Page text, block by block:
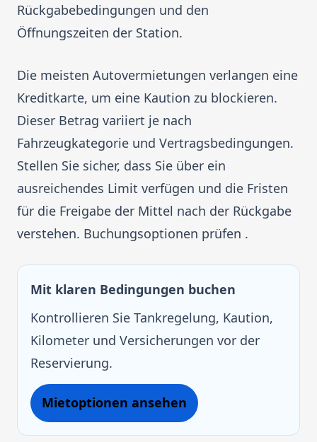
Rückgabebedingungen und den
Öffnungszeiten der Station.
Die meisten Autovermietungen verlangen eine
Kreditkarte, um eine Kaution zu blockieren.
Dieser Betrag variiert je nach
Fahrzeugkategorie und Vertragsbedingungen.
Stellen Sie sicher, dass Sie über ein
ausreichendes Limit verfügen und die Fristen
für die Freigabe der Mittel nach der Rückgabe
verstehen. Buchungsoptionen prüfen .
Mit klaren Bedingungen buchen
Kontrollieren Sie Tankregelung, Kaution,
Kilometer und Versicherungen vor der
Reservierung.
Mietoptionen ansehen